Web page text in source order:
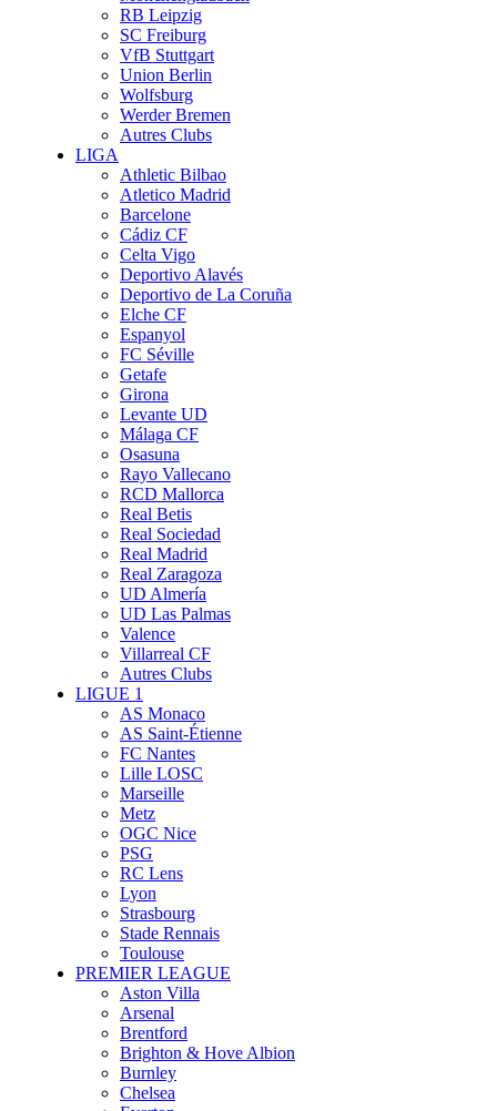
RB Leipzig
SC Freiburg
VfB Stuttgart
Union Berlin
Wolfsburg
Werder Bremen
Autres Clubs
LIGA
Athletic Bilbao
Atletico Madrid
Barcelone
Cádiz CF
Celta Vigo
Deportivo Alavés
Deportivo de La Coruña
Elche CF
Espanyol
FC Séville
Getafe
Girona
Levante UD
Málaga CF
Osasuna
Rayo Vallecano
RCD Mallorca
Real Betis
Real Sociedad
Real Madrid
Real Zaragoza
UD Almería
UD Las Palmas
Valence
Villarreal CF
Autres Clubs
LIGUE 1
AS Monaco
AS Saint-Étienne
FC Nantes
Lille LOSC
Marseille
Metz
OGC Nice
PSG
RC Lens
Lyon
Strasbourg
Stade Rennais
Toulouse
PREMIER LEAGUE
Aston Villa
Arsenal
Brentford
Brighton & Hove Albion
Burnley
Chelsea